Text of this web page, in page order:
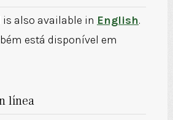
also available in English.
está disponível em
línea